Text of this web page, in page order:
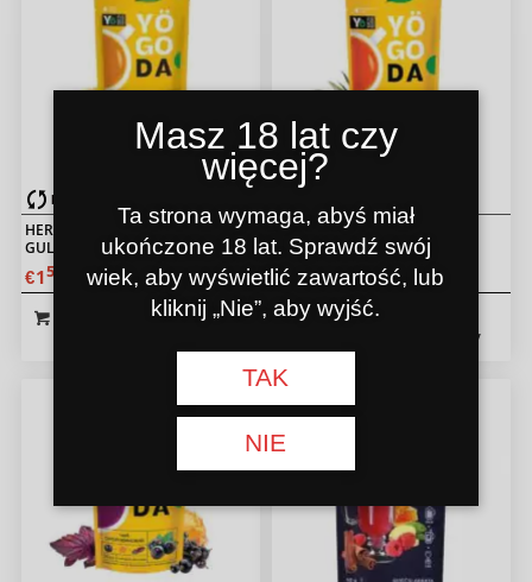
Przed Sprzedaż
HERBATA IMBIROWA
GULFSTREAM 50G
€150
Pokaż
HERBATA GULFSTREAM
ROKITNIK 50G
€1 50
Do koszyka
szczegóły
Masz 18 lat czy
więcej?
Ta strona wymaga, abyś miał
ukończone 18 lat. Sprawdź swój
wiek, aby wyświetlić zawartość, lub
kliknij „Nie”, aby wyjść.
TAK
NIE